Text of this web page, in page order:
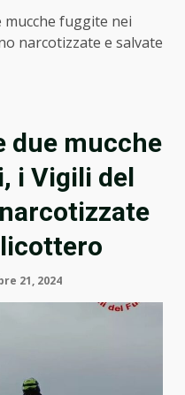
mucche fuggite nei
narcotizzate e salvate
due mucche
i Vigili del
21, 2024